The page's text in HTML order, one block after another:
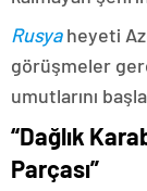
Rusyaheyeti
görüşmeler
umutlarını
“Dağlık
Parçası”